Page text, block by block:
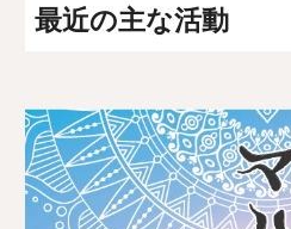
最近の主な活動